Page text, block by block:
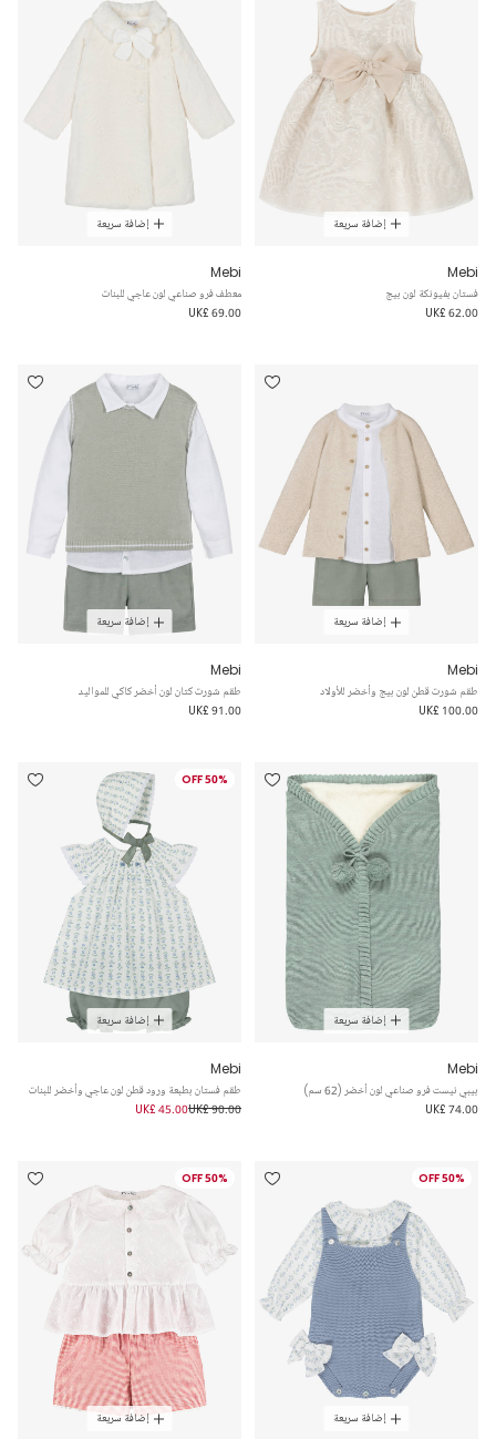
إضافة سريعة
Mebi
فستان بفيونكة لون بيج
UK£ 62.00
إضافة سريعة
Mebi
معطف فرو صناعي لون عاجي للبنات
UK£ 69.00
إضافة سريعة
Mebi
طقم شورت قطن لون بيج وأخضر للأولاد
UK£ 100.00
إضافة سريعة
Mebi
طقم شورت كتان لون أخضر كاكي للمواليد
UK£ 91.00
إضافة سريعة
Mebi
بيبي نيست فرو صناعي لون أخضر (62 سم)
UK£ 74.00
50% OFF
إضافة سريعة
Mebi
طقم فستان بطبعة ورود قطن لون عاجي وأخضر للبنات
UK£ 90.00
UK£ 45.00
50% OFF
إضافة سريعة
50% OFF
إضافة سريعة